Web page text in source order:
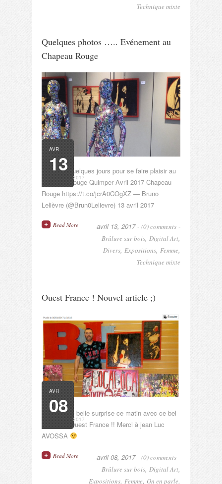
Technique mixte
Quelques photos ….. Evénement au
Chapeau Rouge
AVR
13
2017
Plus que quelques jours pour se faire plaisir au
Chapeau Rouge Quimper Avril 2017 Chapeau
Rouge https://t.co/jcrA0COgXZ — Bruno
Lelièvre (@Brun0Lelievre) 13 avril 2017
Read More avril 13, 2017 - (0) comments -
Brûlure sur bois, Digital Art,
Divers, Expositions, Femme,
Technique mixte
Ouest France ! Nouvel article ;)
AVR
08
2017
Encore une belle surprise ce matin avec ce bel
article de Ouest France !! Merci à jean Luc
AVOSSA
Read More avril 08, 2017 - (0) comments -
Brûlure sur bois, Digital Art,
Expositions, Femme, On en parle,